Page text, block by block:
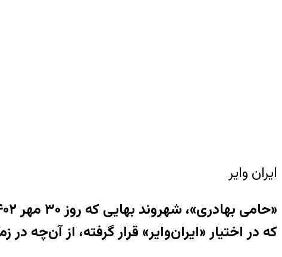
ایران وایر
که در اختیار «ایران‌وایر» قرار گرفته، از آن‌چه